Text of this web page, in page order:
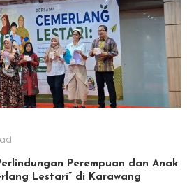
Perempuan dan Anak
Lestari” di Karawang